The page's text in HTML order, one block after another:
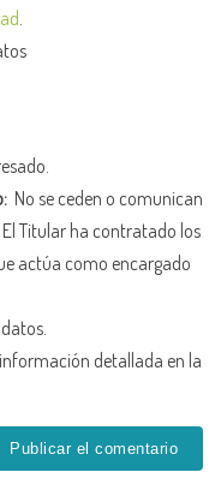
No se ceden o comunican
Titular ha contratado los
actúa como encargado
detallada en la